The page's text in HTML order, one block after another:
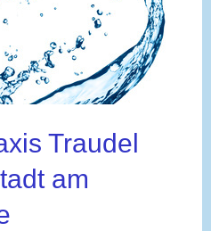
Traudel
am